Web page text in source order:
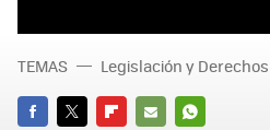
TEMAS Legislación y Derechos